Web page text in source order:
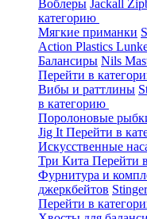
Воблеры Jackall
категорию
Мягкие приманки
Action Plastics
Балансиры Nils
Перейти в
Вибы и раттлины
в категорию
Поролоновые
Jig It Перейти в
Искусственные
Три Кита Перейти
Фурнитура и
джеркбейтов
Перейти в